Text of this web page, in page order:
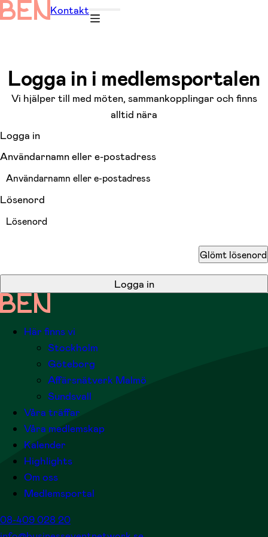
Kontakt
Logga in i medlemsportalen
Vi hjälper till med möten, sammankopplingar och finns
alltid nära
Logga in
Användarnamn eller e-postadress
Lösenord
Glömt lösenord
Logga in
Här finns vi
Stockholm
Göteborg
Affärsnätverk Malmö
Sundsvall
Våra träffar
Våra medlemskap
Kalender
Highlights
Om oss
Medlemsportal
08-409 028 20